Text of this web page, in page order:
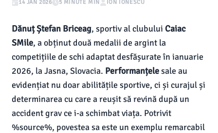
14 JAN 2026 5 MINUTE MIN ION IONESCU
Dănuț Ștefan Briceag, sportiv al clubului Caiac
SMile, a obținut două medalii de argint la
competițiile de schi adaptat desfășurate în ianuarie
2026, la Jasna, Slovacia. Performanțelesale au
evidențiat nu doar abilitățile sportive, ci și curajul și
determinarea cu care a reușit să revină după un
accident grav ce i-a schimbat viața. Potrivit
%source%, povestea sa este un exemplu remarcabil